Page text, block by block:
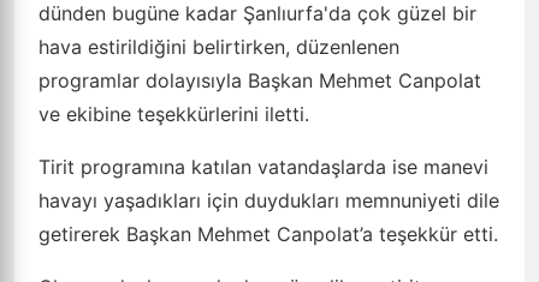
dünden bugüne kadar Şanlıurfa'da çok güzel bir
hava estirildiğini belirtirken, düzenlenen
programlar dolayısıyla Başkan Mehmet Canpolat
ve ekibine teşekkürlerini iletti.
Tirit programına katılan vatandaşlarda ise manevi
havayı yaşadıkları için duydukları memnuniyeti dile
getirerek Başkan Mehmet Canpolat’a teşekkür etti.